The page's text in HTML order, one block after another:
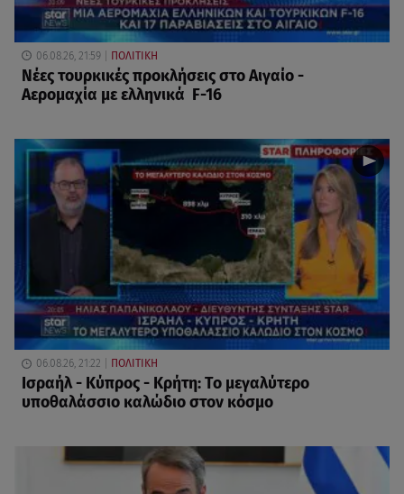
06.08.26, 21:59 ΠΟΛΙΤΙΚΗ
Νέες τουρκικές προκλήσεις στο Αιγαίο -
Αερομαχία με ελληνικά F-16
06.08.26, 21:22 ΠΟΛΙΤΙΚΗ
Ισραήλ - Κύπρος - Κρήτη: Το μεγαλύτερο
υποθαλάσσιο καλώδιο στον κόσμο